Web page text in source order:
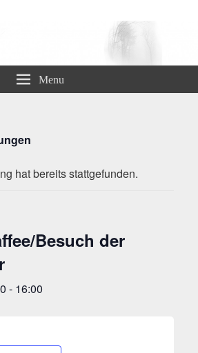
Ortsvereine
Menu
hat bereits stattgefunden.
Besuch der
- 16:00